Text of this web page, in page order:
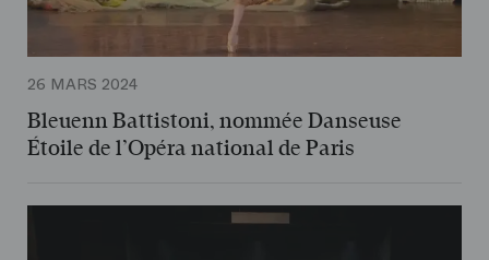
26 MARS 2024
Bleuenn Battistoni, nommée Danseuse
Étoile de l’Opéra national de Paris